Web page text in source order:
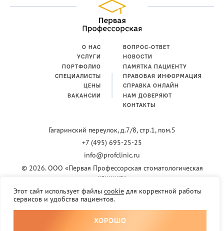
Этот сайт использует файлы cookie для корректной работы
сервисов и удобства пациентов.
ХОРОШО
О НАС
УСЛУГИ
ПОРТФОЛИО
СПЕЦИАЛИСТЫ
ЦЕНЫ
ВАКАНСИИ
ВОПРОС-ОТВЕТ
НОВОСТИ
ПАМЯТКА ПАЦИЕНТУ
ПРАВОВАЯ ИНФОРМАЦИЯ
СПРАВКА ОНЛАЙН
НАМ ДОВЕРЯЮТ
КОНТАКТЫ
Гагаринский переулок,д.7/8, стр.1, пом.5
+7 (495) 695-25-25
info@profclinic.ru
© 2026. ООО «Первая Профессорская стоматологическая
клиника»
Информация, размещенная на сайте, не является публичной офертой.
Актуальную информацию о ценах, акциях и предложениях уточняйте у
администраторов Клиники
ОГРН